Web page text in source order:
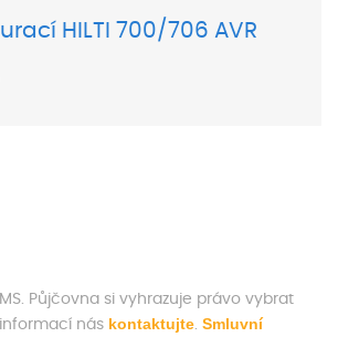
HILTI 700/706 AVR
Půjčovna si vyhrazuje právo vybrat
nás kontaktujte. Smluvní